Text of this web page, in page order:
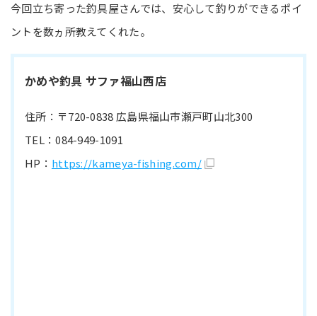
今回立ち寄った釣具屋さんでは、安心して釣りができるポイ
ントを数ヵ所教えてくれた。
かめや釣具 サファ福山西店
住所：〒720-0838 広島県福山市瀬戸町山北300
TEL：084-949-1091
HP： https://kameya-fishing.com/